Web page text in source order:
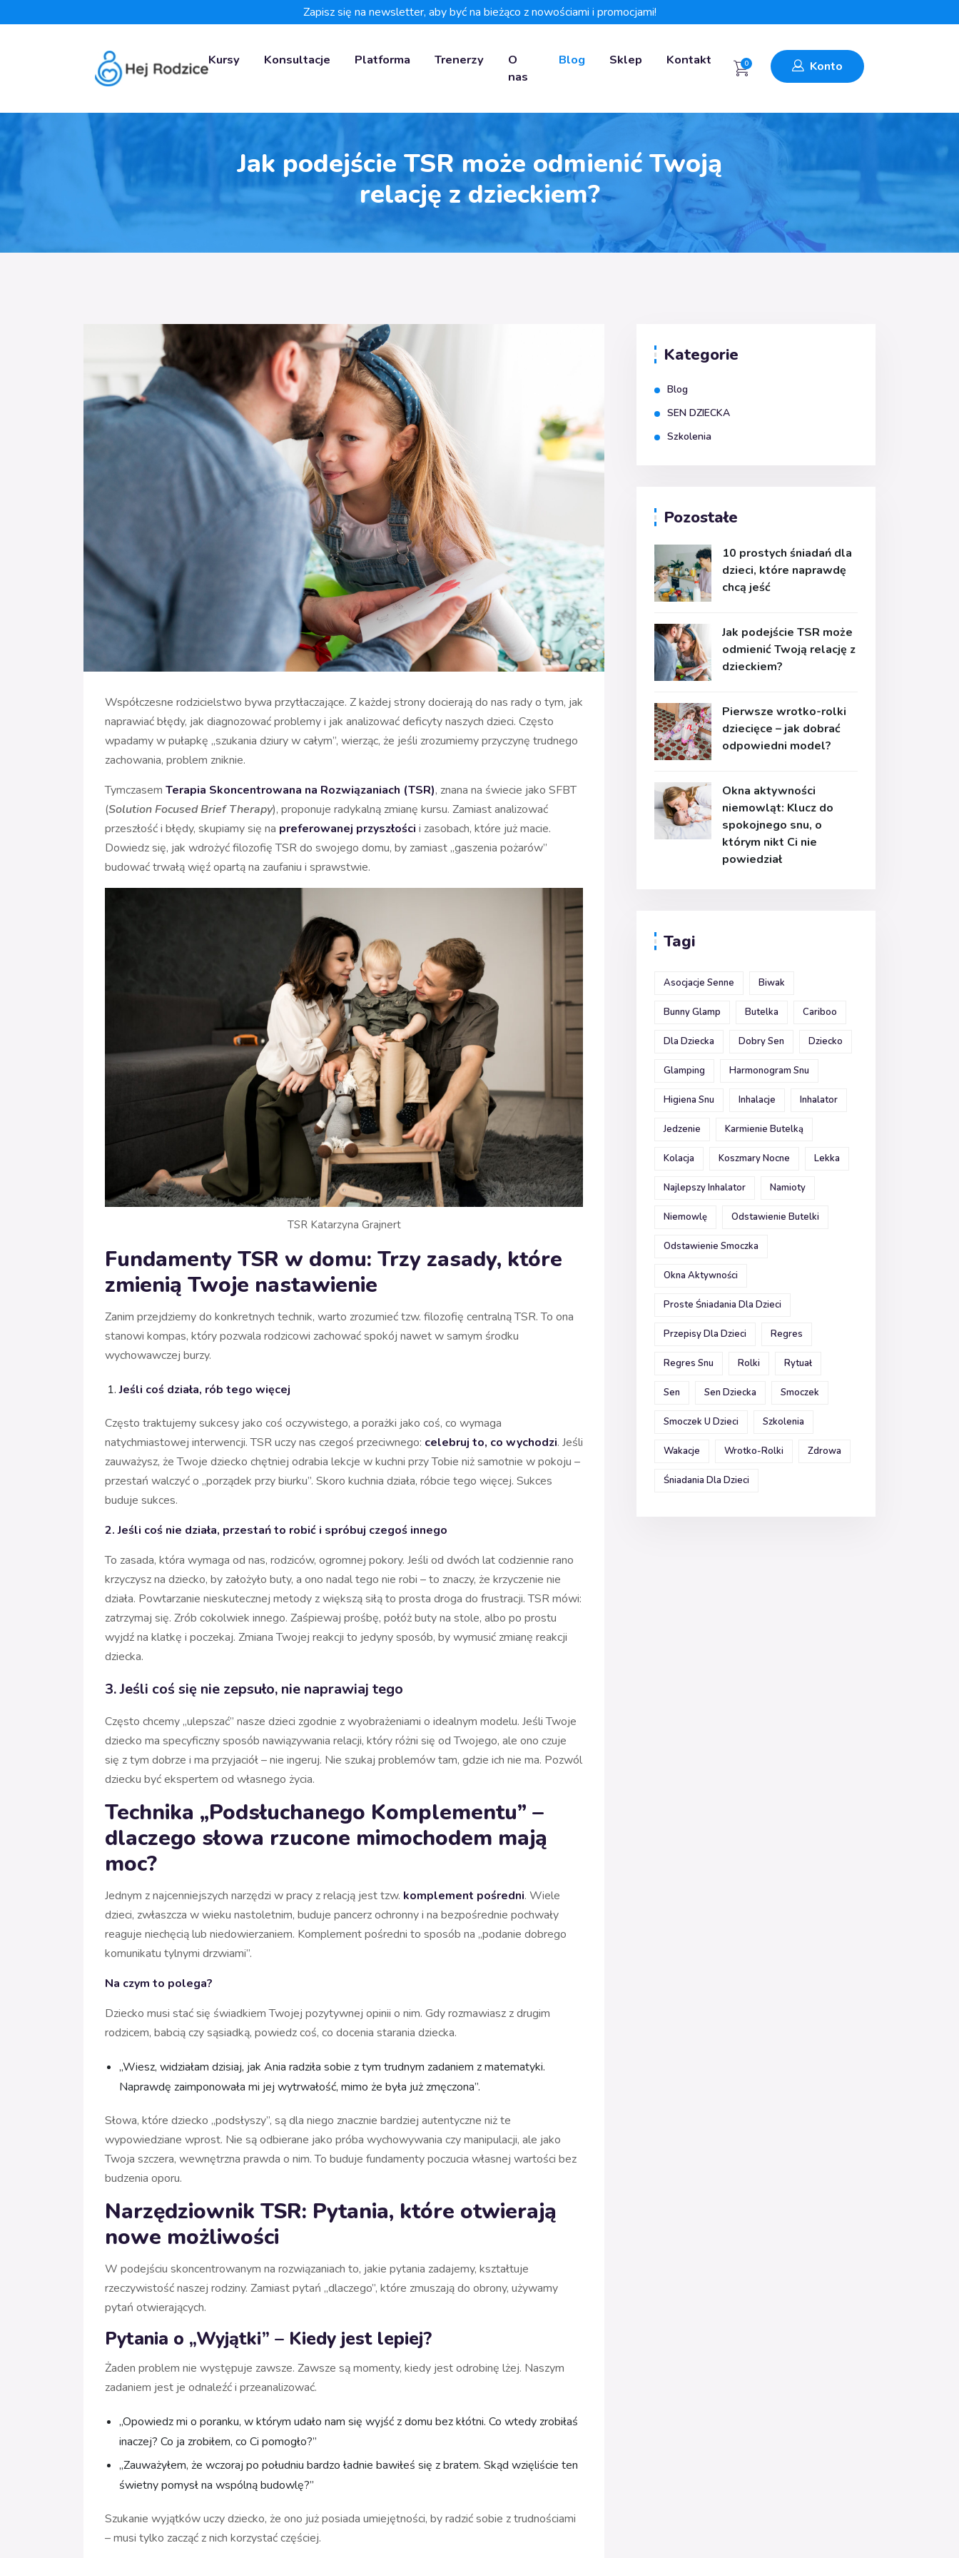
Zapisz się na newsletter, aby być na bieżąco z nowościami i promocjami!
Kursy Konsultacje Platforma Trenerzy
O
nas
Blog Sklep Kontakt 0 Konto
Jak podejście TSR może odmienić Twoją
relację z dzieckiem?
Współczesne rodzicielstwo bywa przytłaczające. Z każdej strony docierają do nas rady o tym, jak
naprawiać błędy, jak diagnozować problemy i jak analizować deficyty naszych dzieci. Często
wpadamy w pułapkę „szukania dziury w całym”, wierząc, że jeśli zrozumiemy przyczynę trudnego
zachowania, problem zniknie.
Tymczasem Terapia Skoncentrowana na Rozwiązaniach (TSR), znana na świecie jako SFBT
(Solution Focused Brief Therapy), proponuje radykalną zmianę kursu. Zamiast analizować
przeszłość i błędy, skupiamy się na preferowanej przyszłości i zasobach, które już macie.
Dowiedz się, jak wdrożyć filozofię TSR do swojego domu, by zamiast „gaszenia pożarów”
budować trwałą więź opartą na zaufaniu i sprawstwie.
TSR Katarzyna Grajnert
Fundamenty TSR w domu: Trzy zasady, które
zmienią Twoje nastawienie
Zanim przejdziemy do konkretnych technik, warto zrozumieć tzw. filozofię centralną TSR. To ona
stanowi kompas, który pozwala rodzicowi zachować spokój nawet w samym środku
wychowawczej burzy.
Jeśli coś działa, rób tego więcej
Często traktujemy sukcesy jako coś oczywistego, a porażki jako coś, co wymaga
natychmiastowej interwencji. TSR uczy nas czegoś przeciwnego: celebruj to, co wychodzi. Jeśli
zauważysz, że Twoje dziecko chętniej odrabia lekcje w kuchni przy Tobie niż samotnie w pokoju –
przestań walczyć o „porządek przy biurku”. Skoro kuchnia działa, róbcie tego więcej. Sukces
buduje sukces.
2. Jeśli coś nie działa, przestań to robić i spróbuj czegoś innego
To zasada, która wymaga od nas, rodziców, ogromnej pokory. Jeśli od dwóch lat codziennie rano
krzyczysz na dziecko, by założyło buty, a ono nadal tego nie robi – to znaczy, że krzyczenie nie
działa. Powtarzanie nieskutecznej metody z większą siłą to prosta droga do frustracji. TSR mówi:
zatrzymaj się. Zrób cokolwiek innego. Zaśpiewaj prośbę, połóż buty na stole, albo po prostu
wyjdź na klatkę i poczekaj. Zmiana Twojej reakcji to jedyny sposób, by wymusić zmianę reakcji
dziecka.
3. Jeśli coś się nie zepsuło, nie naprawiaj tego
Często chcemy „ulepszać” nasze dzieci zgodnie z wyobrażeniami o idealnym modelu. Jeśli Twoje
dziecko ma specyficzny sposób nawiązywania relacji, który różni się od Twojego, ale ono czuje
się z tym dobrze i ma przyjaciół – nie ingeruj. Nie szukaj problemów tam, gdzie ich nie ma. Pozwól
dziecku być ekspertem od własnego życia.
Technika „Podsłuchanego Komplementu” –
dlaczego słowa rzucone mimochodem mają
moc?
Jednym z najcenniejszych narzędzi w pracy z relacją jest tzw. komplement pośredni. Wiele
dzieci, zwłaszcza w wieku nastoletnim, buduje pancerz ochronny i na bezpośrednie pochwały
reaguje niechęcią lub niedowierzaniem. Komplement pośredni to sposób na „podanie dobrego
komunikatu tylnymi drzwiami”.
Na czym to polega?
Dziecko musi stać się świadkiem Twojej pozytywnej opinii o nim. Gdy rozmawiasz z drugim
rodzicem, babcią czy sąsiadką, powiedz coś, co docenia starania dziecka.
„Wiesz, widziałam dzisiaj, jak Ania radziła sobie z tym trudnym zadaniem z matematyki.
Naprawdę zaimponowała mi jej wytrwałość, mimo że była już zmęczona”.
Słowa, które dziecko „podsłyszy”, są dla niego znacznie bardziej autentyczne niż te
wypowiedziane wprost. Nie są odbierane jako próba wychowywania czy manipulacji, ale jako
Twoja szczera, wewnętrzna prawda o nim. To buduje fundamenty poczucia własnej wartości bez
budzenia oporu.
Narzędziownik TSR: Pytania, które otwierają
nowe możliwości
W podejściu skoncentrowanym na rozwiązaniach to, jakie pytania zadajemy, kształtuje
rzeczywistość naszej rodziny. Zamiast pytań „dlaczego”, które zmuszają do obrony, używamy
pytań otwierających.
Pytania o „Wyjątki” – Kiedy jest lepiej?
Żaden problem nie występuje zawsze. Zawsze są momenty, kiedy jest odrobinę lżej. Naszym
zadaniem jest je odnaleźć i przeanalizować.
„Opowiedz mi o poranku, w którym udało nam się wyjść z domu bez kłótni. Co wtedy zrobiłaś
inaczej? Co ja zrobiłem, co Ci pomogło?”
„Zauważyłem, że wczoraj po południu bardzo ładnie bawiłeś się z bratem. Skąd wzięliście ten
świetny pomysł na wspólną budowlę?”
Szukanie wyjątków uczy dziecko, że ono już posiada umiejętności, by radzić sobie z trudnościami
– musi tylko zacząć z nich korzystać częściej.
Kategorie
Blog
SEN DZIECKA
Szkolenia
Pozostałe
10 prostych śniadań dla
dzieci, które naprawdę
chcą jeść
Jak podejście TSR może
odmienić Twoją relację z
dzieckiem?
Pierwsze wrotko-rolki
dziecięce – jak dobrać
odpowiedni model?
Okna aktywności
niemowląt: Klucz do
spokojnego snu, o
którym nikt Ci nie
powiedział
Tagi
Asocjacje Senne Biwak
Bunny Glamp Butelka Cariboo
Dla Dziecka Dobry Sen Dziecko
Glamping Harmonogram Snu
Higiena Snu Inhalacje Inhalator
Jedzenie Karmienie Butelką
Kolacja Koszmary Nocne Lekka
Najlepszy Inhalator Namioty
Niemowlę Odstawienie Butelki
Odstawienie Smoczka
Okna Aktywności
Proste Śniadania Dla Dzieci
Przepisy Dla Dzieci Regres
Regres Snu Rolki Rytuał
Sen Sen Dziecka Smoczek
Smoczek U Dzieci Szkolenia
Wakacje Wrotko-Rolki Zdrowa
Śniadania Dla Dzieci